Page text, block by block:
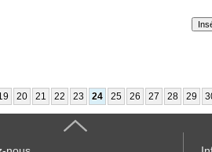
20 21 22 23 24 25 26 27 28 29